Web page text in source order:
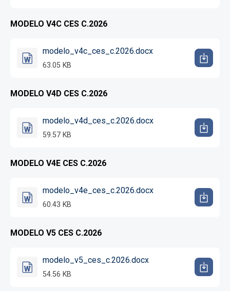
MODELO V4C CES C.2026
modelo_v4c_ces_c.2026.docx
63.05 KB
MODELO V4D CES C.2026
modelo_v4d_ces_c.2026.docx
59.57 KB
MODELO V4E CES C.2026
modelo_v4e_ces_c.2026.docx
60.43 KB
MODELO V5 CES C.2026
modelo_v5_ces_c.2026.docx
54.56 KB